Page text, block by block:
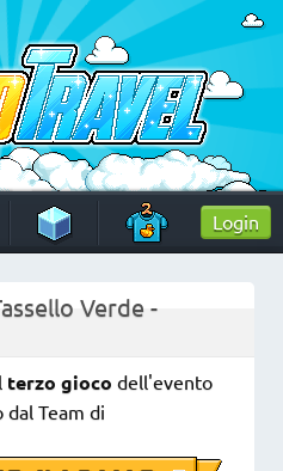
HabboTravelLogin
Verde -
terzo gioco dell'evento
dal Team di